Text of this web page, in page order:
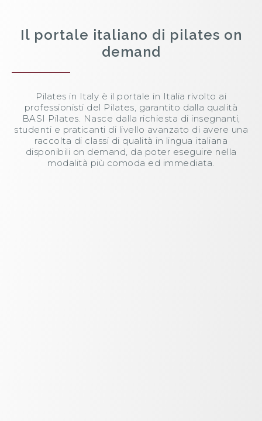
Il portale italiano di pilates on
demand
Pilates in Italy è il portale in Italia rivolto ai
professionisti del Pilates, garantito dalla qualità
BASI Pilates. Nasce dalla richiesta di insegnanti,
studenti e praticanti di livello avanzato di avere una
raccolta di classi di qualità in lingua italiana
disponibili on demand, da poter eseguire nella
modalità più comoda ed immediata.